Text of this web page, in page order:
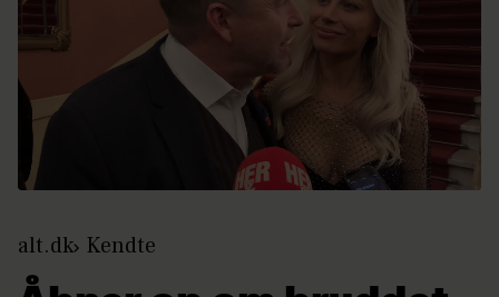
alt.dk Kendte